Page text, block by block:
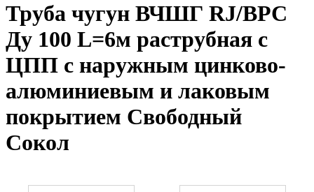
Труба чугун ВЧШГ RJ/ВРС
Ду 100 L=6м раструбная с
ЦПП с наружным цинково-
алюминиевым и лаковым
покрытием Свободный
Сокол